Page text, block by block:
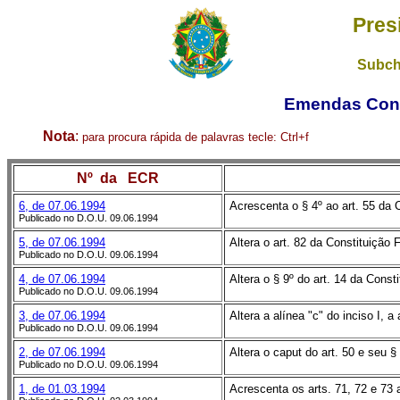
Emendas
Nota: para procura rápida de palavras tecle: Ctrl+f
Nº da ECR
6, de 07.06.1994
Publicado no D.O.U. 09.06.1994
Acrescenta o § 4º ao art. 55 da
5, de 07.06.1994
Publicado no D.O.U. 09.06.1994
Altera o art. 82 da Constituição
4, de 07.06.1994
Publicado no D.O.U. 09.06.1994
Altera o § 9º do art. 14 da
3, de 07.06.1994
Publicado no D.O.U. 09.06.1994
Altera a alínea "c" do inciso I, a
2, de 07.06.1994
Publicado no D.O.U. 09.06.1994
Altera o caput do art. 50 e seu
1, de 01.03.1994 Acrescenta os arts. 71, 72 e 73